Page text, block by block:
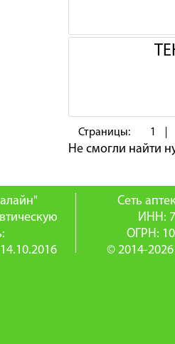
Страницы: 1
Не смогли найти
Сеть
ИНН:
ОГРН:
© 2014-